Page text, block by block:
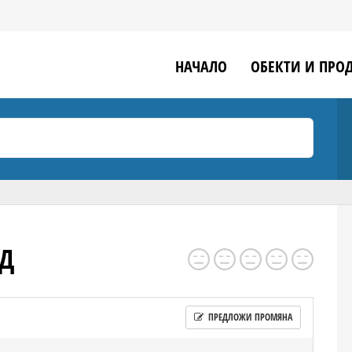
НАЧАЛО ОБЕКТИ И
ПРЕДЛОЖИ ПРОМЯНА